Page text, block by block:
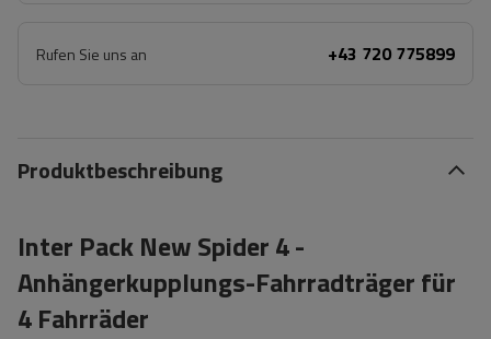
Rufen Sie uns an +43 720 775899
Produktbeschreibung
Inter Pack New Spider 4 -
Anhängerkupplungs-Fahrradträger für
4 Fahrräder